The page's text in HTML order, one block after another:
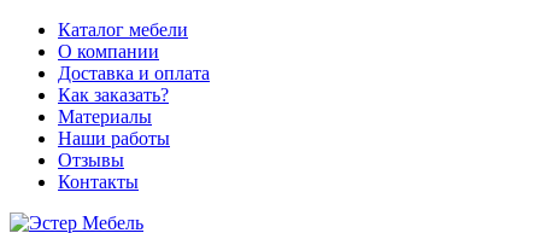
Каталог мебели
О компании
Доставка и оплата
Как заказать?
Материалы
Наши работы
Отзывы
Контакты